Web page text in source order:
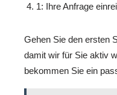
1: Ihre Anfrage
Gehen Sie den ersten
damit wir für Sie aktiv
bekommen Sie ein